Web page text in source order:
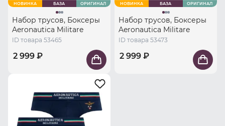
НОВИНКА БАЗА ОРИГИНАЛ
Набор трусов, Боксеры
Aeronautica Militare
ID товара 53465
2 999 ₽
НОВИНКА БАЗА ОРИГИНАЛ
Набор трусов, Боксеры
Aeronautica Militare
ID товара 53473
2 999 ₽